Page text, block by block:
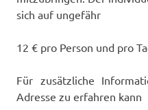
sich auf ungefähr
12 € pro Person und pro
Für zusätzliche
Adresse zu erfahren kann